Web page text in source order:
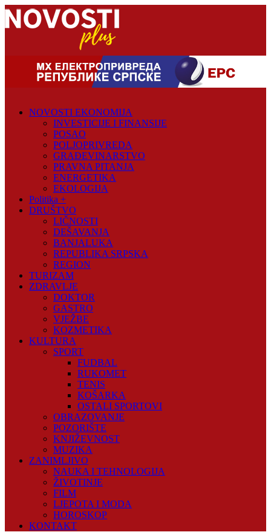
Skip
to
content
Novosti
Portal
pozitivnih
NOVOSTI EKONOMIJA
INVESTICIJE I FINANSIJE
POSAO
POLJOPRIVREDA
GRAĐEVINARSTVO
PRAVNA PITANJA
ENERGETIKA
EKOLOGIJA
Politika +
DRUŠTVO
LIČNOSTI
DEŠAVANJA
BANJALUKA
REPUBLIKA SRPSKA
REGION
TURIZAM
ZDRAVLJE
DOKTOR
GASTRO
VJEŽBE
KOZMETIKA
KULTURA
SPORT
FUDBAL
RUKOMET
TENIS
KOŠARKA
OSTALI SPORTOVI
OBRAZOVANJE
POZORIŠTE
KNJIŽEVNOST
MUZIKA
ZANIMLJIVO
NAUKA I TEHNOLOGIJA
ŽIVOTINJE
FILM
LJEPOTA I MODA
HOROSKOP
KONTAKT